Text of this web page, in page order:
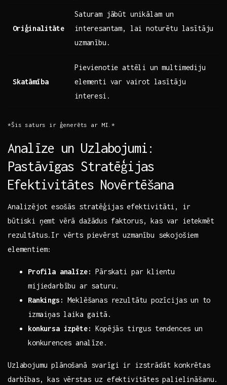
Oriģinalitāte
Saturam ‍jābūt unikālam un
interesantam, lai noturētu⁤ lasītāju
uzmanību.
Skatāmība
Pievienotie attēli un multimediju
elementi var⁤ vairot lasītāju
interesi.
*Šis saturs ir ģenerēts ar MI.*
Analīze un Uzlabojumi:⁣
Pastāvīgas ‍Stratēģijas
⁢Efektivitātes Novērtēšana
Analizējot esošās stratēģijas efektivitāti, ir‌
būtiski ‌ņemt vērā dažādus faktorus, kas var ietekmēt
rezultātus.Ir ‍vērts​ pievērst⁣ uzmanību sekojošiem ​
elementiem:
Profila analīze: Pārskati par ‍klientu
mijiedarbību ar saturu.
Rankings: Meklēšanas rezultātu ⁤pozīcijas ⁢un to
⁢izmaiņas laika gaitā.
konkursa izpēte: Kopējās⁤ tirgus tendences un⁢
konkurences ⁣analīze.
Uzlabojumu ​plānošanā svarīgi ir izstrādāt konkrētas
darbības, ⁣kas vērstas uz efektivitātes ⁣palielināšanu.